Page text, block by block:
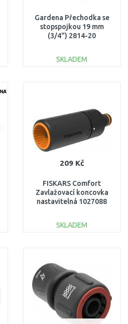
Gardena Přechodka se
stopspojkou 19 mm
(3/4") 2814-20
SKLADEM
209 Kč
FISKARS Comfort
Zavlažovací koncovka
nastavitelná 1027088
SKLADEM
Porovnat